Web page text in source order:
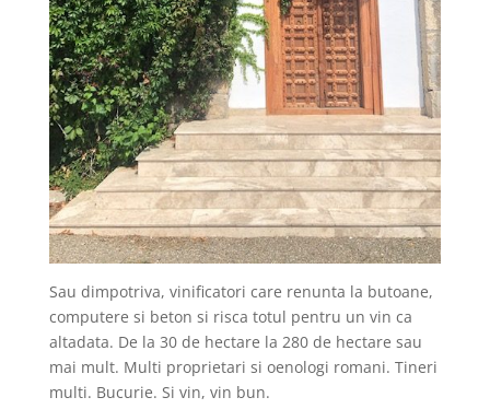
Sau dimpotriva, vinificatori care renunta la butoane,
computere si beton si risca totul pentru un vin ca
altadata. De la 30 de hectare la 280 de hectare sau
mai mult. Multi proprietari si oenologi romani. Tineri
multi. Bucurie. Si vin, vin bun.